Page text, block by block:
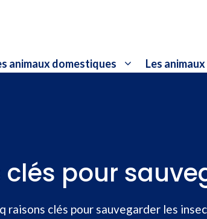
animaux domestiques Les
pour
raisons clés pour sauvegarder les